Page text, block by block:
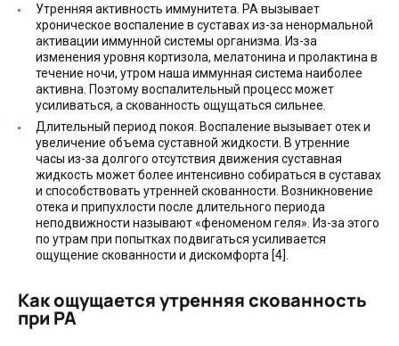
Утренняя активность иммунитета. РА вызывает
хроническое воспаление в суставах из-за ненормальной
активации иммунной системы организма. Из-за
изменения уровня кортизола, мелатонина и пролактина в
течение ночи, утром наша иммунная система наиболее
активна. Поэтому воспалительный процесс может
усиливаться, а скованность ощущаться сильнее.
Длительный период покоя. Воспаление вызывает отек и
увеличение объема суставной жидкости. В утренние
часы из-за долгого отсутствия движения суставная
жидкость может более интенсивно собираться в суставах
и способствовать утренней скованности. Возникновение
отека и припухлости после длительного периода
неподвижности называют «феноменом геля». Из-за этого
по утрам при попытках подвигаться усиливается
ощущение скованности и дискомфорта [4].
Как ощущается утренняя скованность
при РА